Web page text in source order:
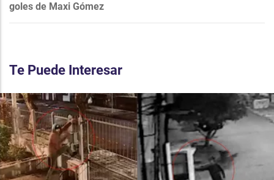
goles de Maxi Gómez
Te Puede Interesar